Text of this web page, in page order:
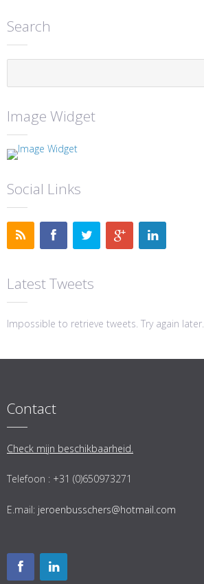
Search
Image Widget
Social Links
Latest Tweets
Impossible to retrieve tweets. Try again later.
Contact
Check mijn beschikbaarheid.
Telefoon : +31 (0)650973271
E.mail: jeroenbusschers@hotmail.com